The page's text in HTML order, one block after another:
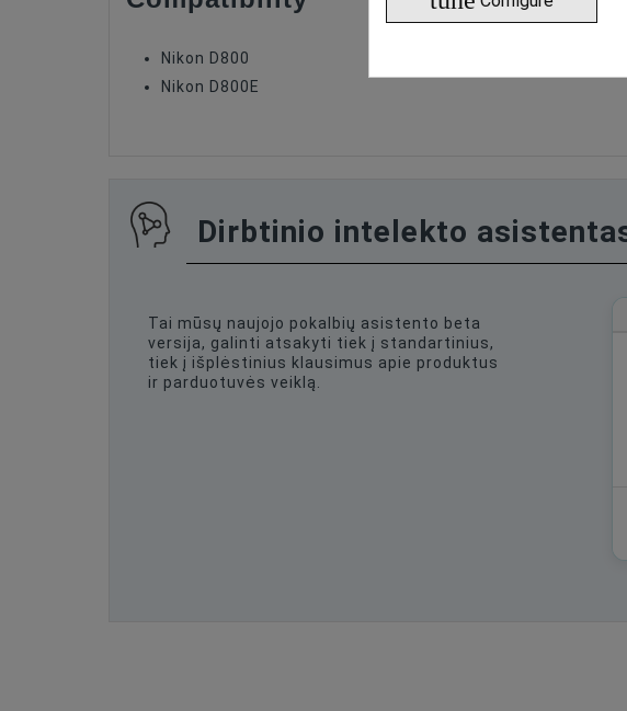
Nikon D800
Nikon D800E
Dirbtinio intelekto
Tai mūsų naujojo pokalbių asistento beta
versija, galinti atsakyti tiek į standartinius,
tiek į išplėstinius klausimus apie produktus
ir parduotuvės veiklą.